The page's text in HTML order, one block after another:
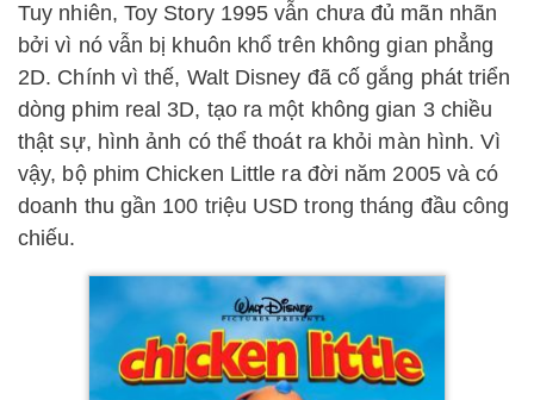
Tuy nhiên, Toy Story 1995 vẫn chưa đủ mãn nhãn
bởi vì nó vẫn bị khuôn khổ trên không gian phẳng
2D. Chính vì thế, Walt Disney đã cố gắng phát triển
dòng phim real 3D, tạo ra một không gian 3 chiều
thật sự, hình ảnh có thể thoát ra khỏi màn hình. Vì
vậy, bộ phim Chicken Little ra đời năm 2005 và có
doanh thu gần 100 triệu USD trong tháng đầu công
chiếu.